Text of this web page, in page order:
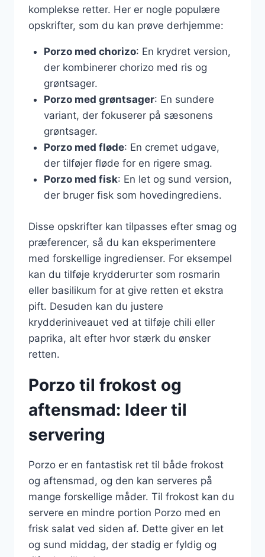
komplekse retter. Her er nogle populære
opskrifter, som du kan prøve derhjemme:
Porzo med chorizo: En krydret version,
der kombinerer chorizo med ris og
grøntsager.
Porzo med grøntsager: En sundere
variant, der fokuserer på sæsonens
grøntsager.
Porzo med fløde: En cremet udgave,
der tilføjer fløde for en rigere smag.
Porzo med fisk: En let og sund version,
der bruger fisk som hovedingrediens.
Disse opskrifter kan tilpasses efter smag og
præferencer, så du kan eksperimentere
med forskellige ingredienser. For eksempel
kan du tilføje krydderurter som rosmarin
eller basilikum for at give retten et ekstra
pift. Desuden kan du justere
krydderiniveauet ved at tilføje chili eller
paprika, alt efter hvor stærk du ønsker
retten.
Porzo til frokost og
aftensmad: Ideer til
servering
Porzo er en fantastisk ret til både frokost
og aftensmad, og den kan serveres på
mange forskellige måder. Til frokost kan du
servere en mindre portion Porzo med en
frisk salat ved siden af. Dette giver en let
og sund middag, der stadig er fyldig og